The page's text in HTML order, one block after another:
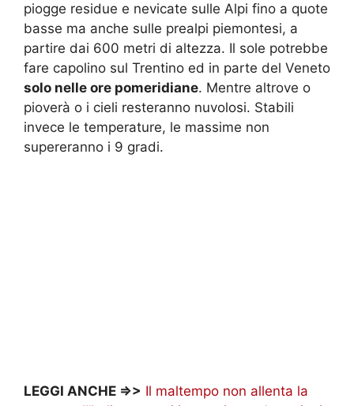
piogge residue e nevicate sulle Alpi fino a quote
basse ma anche sulle prealpi piemontesi, a
partire dai 600 metri di altezza. Il sole potrebbe
fare capolino sul Trentino ed in parte del Veneto
solo nelle ore pomeridiane. Mentre altrove o
pioverà o i cieli resteranno nuvolosi. Stabili
invece le temperature, le massime non
supereranno i 9 gradi.
LEGGI ANCHE =>> Il maltempo non allenta la